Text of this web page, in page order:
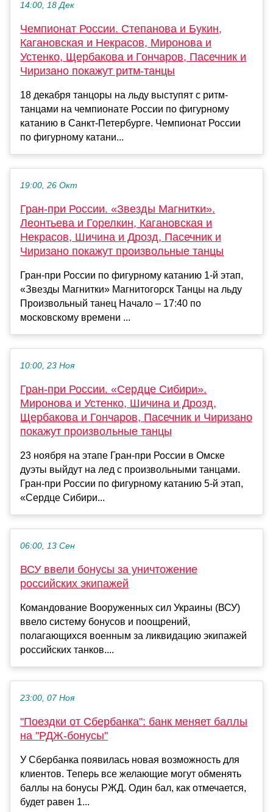
14:00, 18 Дек
Чемпионат России. Степанова и Букин,
Кагановская и Некрасов, Миронова и
Устенко, Щербакова и Гончаров, Пасечник и
Чиризано покажут ритм-танцы
18 декабря танцоры на льду выступят с ритм-
танцами на чемпионате России по фигурному
катанию в Санкт-Петербурге. Чемпионат России
по фигурному катани...
19:00, 26 Окт
Гран-при России. «Звезды Магнитки».
Леонтьева и Горелкин, Кагановская и
Некрасов, Шичина и Дрозд, Пасечник и
Чиризано покажут произвольные танцы
Гран-при России по фигурному катанию 1-й этап,
«Звезды Магнитки» Магнитогорск Танцы на льду
Произвольный танец Начало – 17:40 по
московскому времени ...
10:00, 23 Ноя
Гран-при России. «Сердце Сибири».
Миронова и Устенко, Шичина и Дрозд,
Щербакова и Гончаров, Пасечник и Чиризано
покажут произвольные танцы
23 ноября на этапе Гран-при России в Омске
дуэты выйдут на лед с произвольными танцами.
Гран-при России по фигурному катанию 5-й этап,
«Сердце Сибири...
06:00, 13 Сен
ВСУ ввели бонусы за уничтожение
российских экипажей
Командование Вооруженных сил Украины (ВСУ)
ввело систему бонусов и поощрений,
полагающихся военным за ликвидацию экипажей
российских танков....
23:00, 07 Ноя
"Поездки от Сбербанка": банк меняет баллы
на "РДЖ-бонусы"
У Сбербанка появилась новая возможность для
клиентов. Теперь все желающие могут обменять
баллы на бонусы РЖД. Один бал, как отмечается,
будет равен 1...